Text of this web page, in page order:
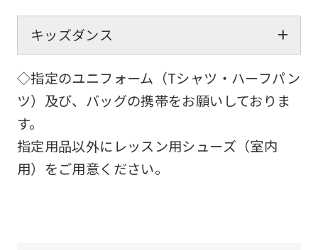
キッズダンス
◇指定のユニフォーム（Tシャツ・ハーフパン
ツ）及び、バッグの携帯をお願いしておりま
す。
指定用品以外にレッスン用シューズ（室内
用）をご用意ください。